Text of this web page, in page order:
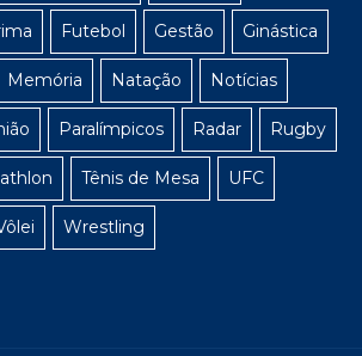
Futebol Gestão Ginástica
Memória Natação Notícias
Paralímpicos Radar Rugby
Tênis de Mesa UFC
Wrestling